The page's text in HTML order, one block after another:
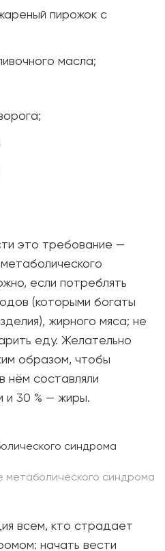
пирожок с
масла;
это требование —
если потреблять
(которыми богаты
жирного мяса; не
еду. Желательно
образом, чтобы
нём составляли
и 30 % — жиры.
метаболического синдрома
всем, кто страдает
начать вести